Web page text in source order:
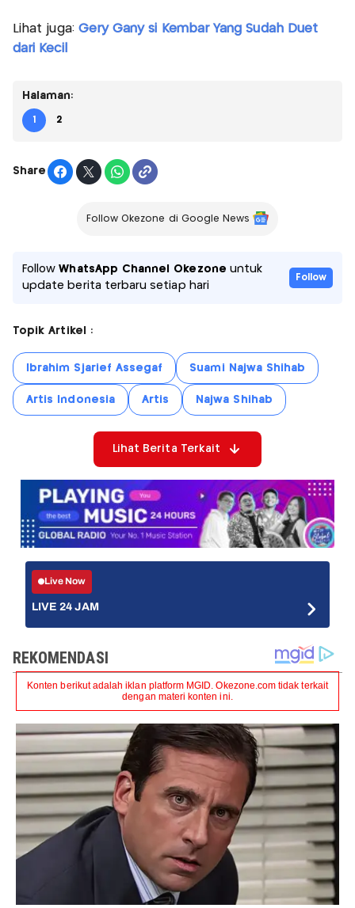
Lihat juga: Gery Gany si Kembar Yang Sudah Duet
dari Kecil
Halaman:
1 2
Share
Follow Okezone di Google News
FollowWhatsApp Channel Okezone untuk
update berita terbaru setiap hari
Follow
Topik Artikel :
Ibrahim Sjarief Assegaf Suami Najwa Shihab
Artis Indonesia Artis Najwa Shihab
Lihat Berita Terkait
Live Now
LIVE 24 JAM